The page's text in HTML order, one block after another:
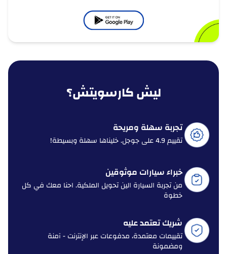
ليش كارسويتش؟
تجربة سهلة ومريحة
تقييم 4.9 على جوجل. خليناها سهلة وبسيطة!
خبراء سيارات موثوقين
من تجربة السيارة الين تحويل الملكية. احنا معك في كل
خطوة
شريك تعتمد عليه
تقييمات معتمدة، مدفوعات عبر الإنترنت - آمنة
ومضمونة